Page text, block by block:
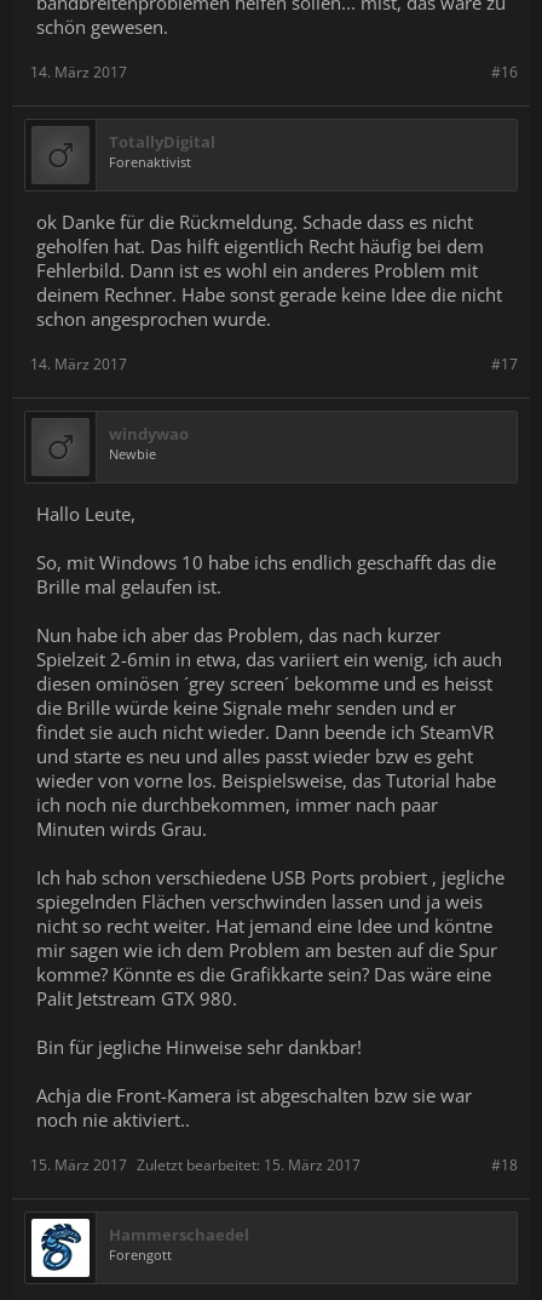
schön gewesen.
#16
14. März 2017
TotallyDigital
Forenaktivist
ok Danke für die Rückmeldung. Schade dass es nicht
geholfen hat. Das hilft eigentlich Recht häufig bei dem
Fehlerbild. Dann ist es wohl ein anderes Problem mit
deinem Rechner. Habe sonst gerade keine Idee die nicht
schon angesprochen wurde.
#17
14. März 2017
windywao
Newbie
Hallo Leute,
So, mit Windows 10 habe ichs endlich geschafft das die
Brille mal gelaufen ist.
Nun habe ich aber das Problem, das nach kurzer
Spielzeit 2-6min in etwa, das variiert ein wenig, ich auch
diesen ominösen ´grey screen´ bekomme und es heisst
die Brille würde keine Signale mehr senden und er
findet sie auch nicht wieder. Dann beende ich SteamVR
und starte es neu und alles passt wieder bzw es geht
wieder von vorne los. Beispielsweise, das Tutorial habe
ich noch nie durchbekommen, immer nach paar
Minuten wirds Grau.
Ich hab schon verschiedene USB Ports probiert , jegliche
spiegelnden Flächen verschwinden lassen und ja weis
nicht so recht weiter. Hat jemand eine Idee und köntne
mir sagen wie ich dem Problem am besten auf die Spur
komme? Könnte es die Grafikkarte sein? Das wäre eine
Palit Jetstream GTX 980.
Bin für jegliche Hinweise sehr dankbar!
Achja die Front-Kamera ist abgeschalten bzw sie war
noch nie aktiviert..
#18
15. März 2017 Zuletzt bearbeitet: 15. März 2017
Hammerschaedel
Forengott